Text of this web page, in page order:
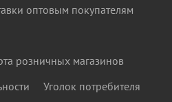
оптовым покупателям
розничных магазинов
Уголок потребителя